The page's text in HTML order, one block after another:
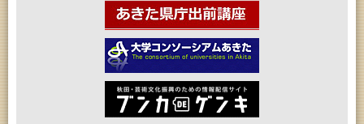
2026年08月14日 (秋田市)
成人教育「古文書解読講座」
2026年08月15日 (秋田市)
乳幼児教育「パンダのえほん修理屋さん」
2026年08月15日 (秋田市)
乳幼児教育・青少年教育「おはなしの会」
2026年08月15日 (秋田市)
乳幼児教育「作ってあそぼう工作会『レインボース